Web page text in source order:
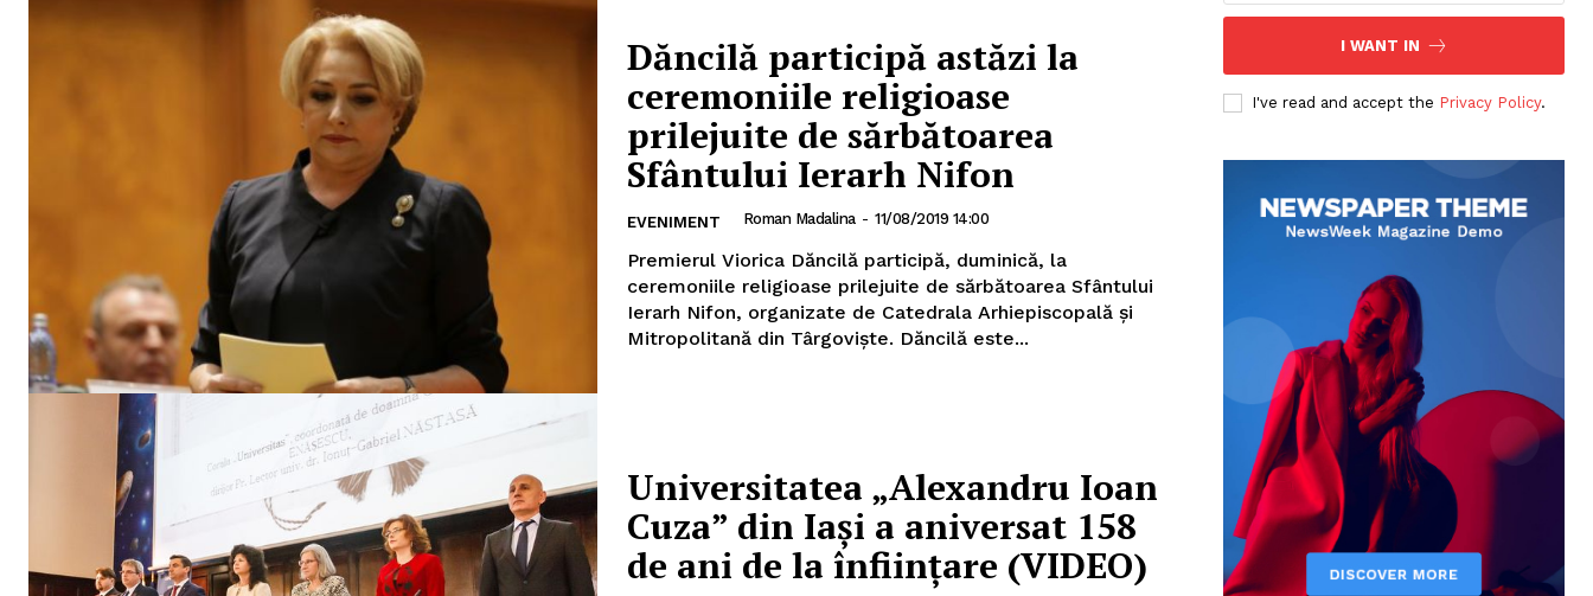
PUBLICĂ GRATUIT ANUNȚUL
Prelucrarea datelor cu caracter personal
Dăncilă participă astăzi la
ceremoniile religioase
prilejuite de sărbătoarea
Sfântului Ierarh Nifon
EVENIMENT Roman Madalina - 11/08/2019 14:00
Premierul Viorica Dăncilă participă, duminică, la
ceremoniile religioase prilejuite de sărbătoarea Sfântului
Ierarh Nifon, organizate de Catedrala Arhiepiscopală şi
Mitropolitană din Târgovişte. Dăncilă este...
Universitatea „Alexandru Ioan
Cuza” din Iași a aniversat 158
de ani de la înființare (VIDEO)
I WANT IN
I've read and accept the Privacy Policy.